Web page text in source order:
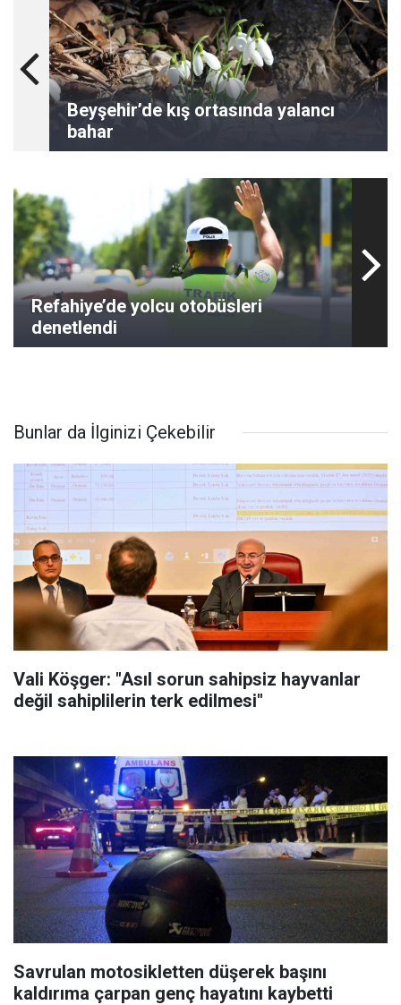
Beyşehir’de kış ortasında yalancı
bahar
Refahiye’de yolcu otobüsleri
denetlendi
Bunlar da İlginizi Çekebilir
Vali Köşger: "Asıl sorun sahipsiz hayvanlar
değil sahiplilerin terk edilmesi"
Savrulan motosikletten düşerek başını
kaldırıma çarpan genç hayatını kaybetti